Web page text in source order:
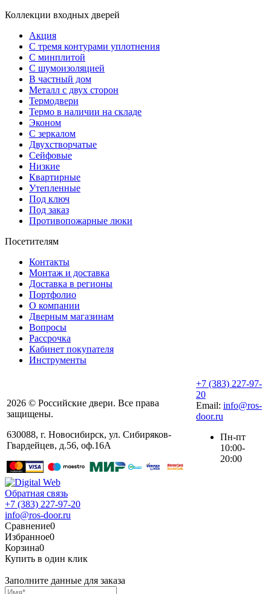
Коллекции входных дверей
Акция
С тремя контурами уплотнения
С минплитой
С шумоизоляцией
В частный дом
Металл с двух сторон
Термодвери
Термо в наличии на складе
Эконом
С зеркалом
Двухстворчатые
Сейфовые
Низкие
Квартирные
Утепленные
Под ключ
Под заказ
Противопожарные люки
Посетителям
Контакты
Монтаж и доставка
Доставка в регионы
Портфолио
О компании
Дверным магазинам
Вопросы
Рассрочка
Кабинет покупателя
Инструменты
2026 © Российские двери. Все права
защищены.
630088, г. Новосибирск, ул. ​Сибиряков-
Гвардейцев, д.56​, оф.16А
+7 (383) 227-97-
20
Email: info@ros-
door.ru
Пн-пт
10:00-
20:00
Обратная связь
+7 (383) 227-97-20
info@ros-door.ru
Сравнение0
Избранное0
Корзина0
Купить в один клик
Заполните данные для заказа